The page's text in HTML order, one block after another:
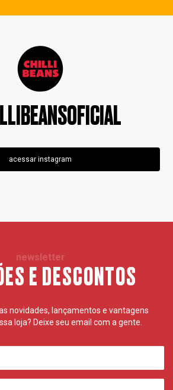
acessar instagram
newsletter
E DESCONTOS
novidades, lançamentos e vantagens
loja? Deixe seu email com a gente.